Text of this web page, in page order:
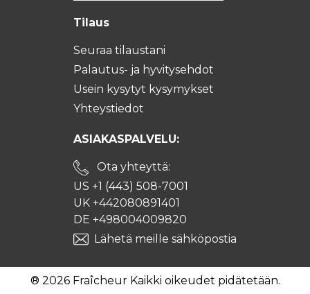
Tilaus
Seuraa tilaustani
Palautus- ja hyvitysehdot
Usein kysytyt kysymykset
Yhteystiedot
ASIAKASPALVELU:
Ota yhteyttä:
US +1 (443) 508-7001
UK +442080891401
DE +498004009820
Lähetä meille sähköpostia
® 2026 Fraîcheur Kaikki oikeudet pidätetään.